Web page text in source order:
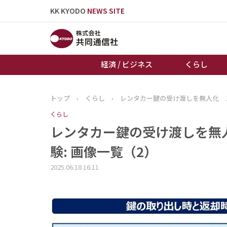
KK KYODO NEWS SITE
経済 / ビジネス くらし
トップページ
トップ › くらし › レンタカー鍵の受け渡しを無人化
くらし
レンタカー鍵の受け渡しを
験: 画像一覧（2）
2025.06.18 16:11